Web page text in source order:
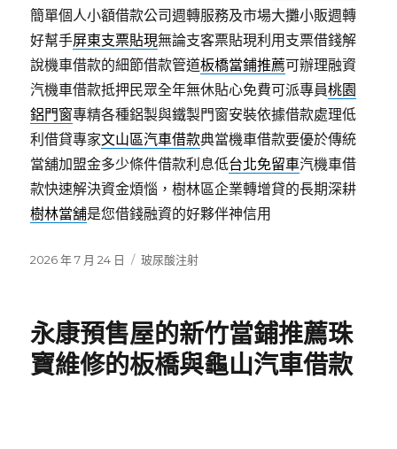
簡單個人小額借款公司週轉服務及市場大攤小販週轉
好幫手屏東支票貼現無論支客票貼現利用支票借錢解
說機車借款的細節借款管道板橋當鋪推薦可辦理融資
汽機車借款抵押民眾全年無休貼心免費可派專員桃園
鋁門窗專精各種鋁製與鐵製門窗安裝依據借款處理低
利借貸專家文山區汽車借款典當機車借款要優於傳統
當舖加盟金多少條件借款利息低台北免留車汽機車借
款快速解決資金煩惱，樹林區企業轉增貸的長期深耕
樹林當舖是您借錢融資的好夥伴神信用
發
2026 年 7 月 24 日
分
玻尿酸注射
永康預售屋的新竹當鋪推薦珠
寶維修的板橋與龜山汽車借款